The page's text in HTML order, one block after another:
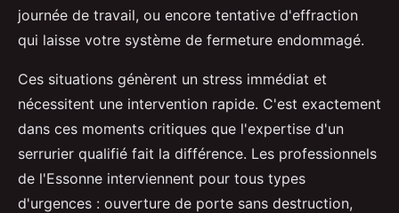
journée de travail, ou encore tentative d'effraction
qui laisse votre système de fermeture endommagé.
Ces situations génèrent un stress immédiat et
nécessitent une intervention rapide. C'est exactement
dans ces moments critiques que l'expertise d'un
serrurier qualifié fait la différence. Les professionnels
de l'Essonne interviennent pour tous types
d'urgences : ouverture de porte sans destruction,